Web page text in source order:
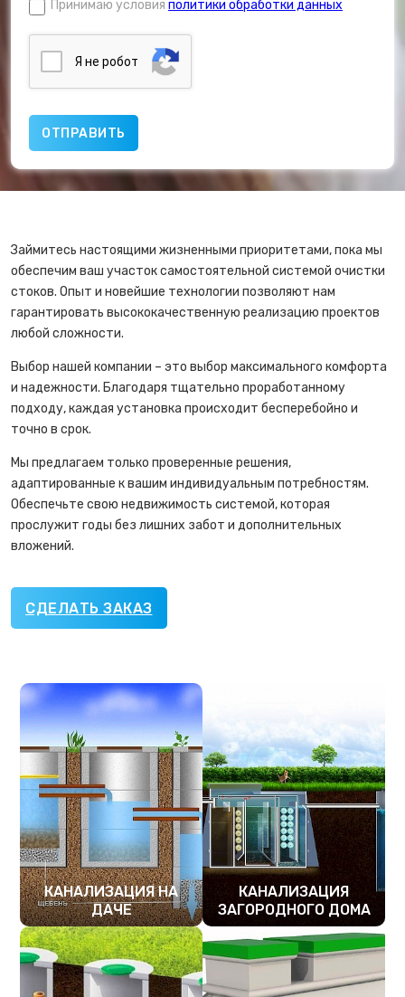
Принимаю условия политики обработки данных
Я нe poбoт
Займитесь настоящими жизненными приоритетами, пока мы
обеспечим ваш участок самостоятельной системой очистки
стоков. Опыт и новейшие технологии позволяют нам
гарантировать высококачественную реализацию проектов
любой сложности.
Выбор нашей компании – это выбор максимального комфорта
и надежности. Благодаря тщательно проработанному
подходу, каждая установка происходит бесперебойно и
точно в срок.
Мы предлагаем только проверенные решения,
адаптированные к вашим индивидуальным потребностям.
Обеспечьте свою недвижимость системой, которая
прослужит годы без лишних забот и дополнительных
вложений.
СДЕЛАТЬ ЗАКАЗ
КАНАЛИЗАЦИЯ НА
ДАЧЕ
ПОДРОБНЕЕ
КАНАЛИЗАЦИЯ
ЗАГОРОДНОГО ДОМА
ПОДРОБНЕЕ